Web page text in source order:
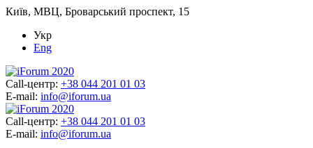
Київ, МВЦ, Броварський проспект, 15
Укр
Eng
Call-центр: +38 044 201 01 03
E-mail: info@iforum.ua
Call-центр: +38 044 201 01 03
E-mail: info@iforum.ua